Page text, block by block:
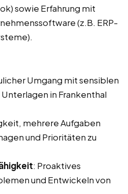
sowie Erfahrung mit
(z.B. ERP-
Umgang mit sensiblen
in Frankenthal
mehrere Aufgaben
und Prioritäten zu
: Proaktives
und Entwickeln von